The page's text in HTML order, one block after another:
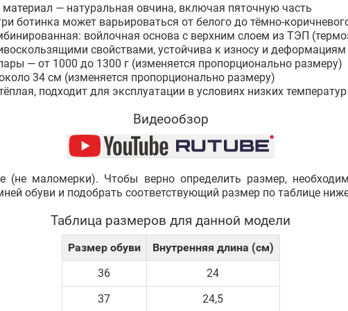
— натуральная овчина, включая пяточную часть
ботинка может варьироваться от белого до тёмно-
войлочная основа с верхним слоем из ТЭП
свойствами, устойчива к износу и деформациям
— от 1000 до 1300 г (изменяется пропорционально размеру)
34 см (изменяется пропорционально размеру)
подходит для эксплуатации в условиях низких температур
Видеообзор
(не маломерки). Чтобы верно определить размер,
обуви и подобрать соответствующий размер по таблице
Таблица размеров для данной модели
Размер обуви
Внутренняя длина (см)
36
24
37
24,5